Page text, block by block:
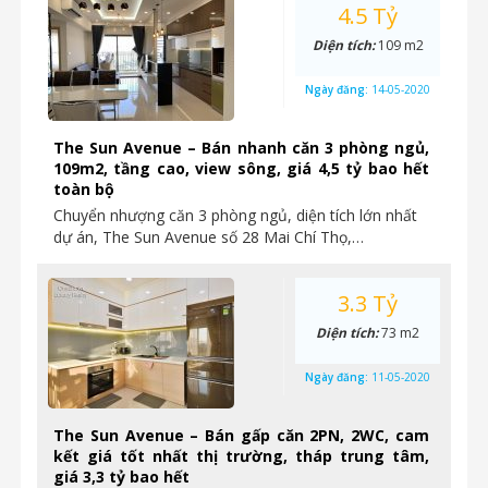
The Sun Avenue – Bán nhanh căn 3 phòng ngủ,
109m2, tầng cao, view sông, giá 4,5 tỷ bao hết
toàn bộ
Chuyển nhượng căn 3 phòng ngủ, diện tích lớn nhất
dự án, The Sun Avenue số 28 Mai Chí Thọ,…
4.5 Tỷ
Diện tích:109 m2
Ngày đăng: 14-05-2020
The Sun Avenue – Bán gấp căn 2PN, 2WC, cam
kết giá tốt nhất thị trường, tháp trung tâm,
giá 3,3 tỷ bao hết
3.3 Tỷ
Diện tích:73 m2
Ngày đăng: 11-05-2020